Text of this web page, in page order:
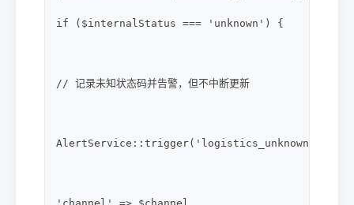
if ($internalStatus === 'unknown') {
// 记录未知状态码并告警，但不中断更新